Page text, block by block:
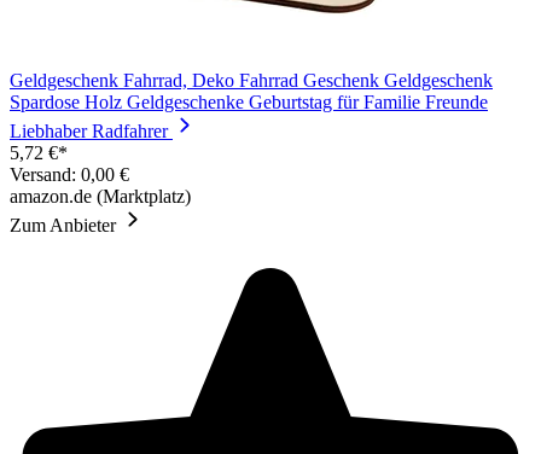
Geldgeschenk Fahrrad, Deko Fahrrad Geschenk Geldgeschenk
Spardose Holz Geldgeschenke Geburtstag für Familie Freunde
Liebhaber Radfahrer
5,72 €*
Versand: 0,00 €
amazon.de (Marktplatz)
Zum Anbieter